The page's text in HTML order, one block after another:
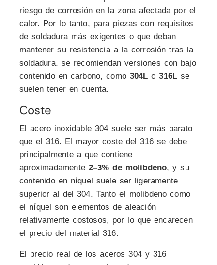
riesgo de corrosión en la zona afectada por el
calor. Por lo tanto, para piezas con requisitos
de soldadura más exigentes o que deban
mantener su resistencia a la corrosión tras la
soldadura, se recomiendan versiones con bajo
contenido en carbono, como 304L o316L se
suelen tener en cuenta.
Coste
El acero inoxidable 304 suele ser más barato
que el 316. El mayor coste del 316 se debe
principalmente a que contiene
aproximadamente 2–3% de molibdeno, y su
contenido en níquel suele ser ligeramente
superior al del 304. Tanto el molibdeno como
el níquel son elementos de aleación
relativamente costosos, por lo que encarecen
el precio del material 316.
El precio real de los aceros 304 y 316